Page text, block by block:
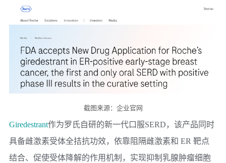
截图来源：企业官网
Giredestrant作为罗氏自研的新一代口服SERD，该产品同时
具备雌激素受体全拮抗功效，依靠阻隔雌激素和 ER 靶点
结合、促使受体降解的作用机制，实现抑制乳腺肿瘤细胞